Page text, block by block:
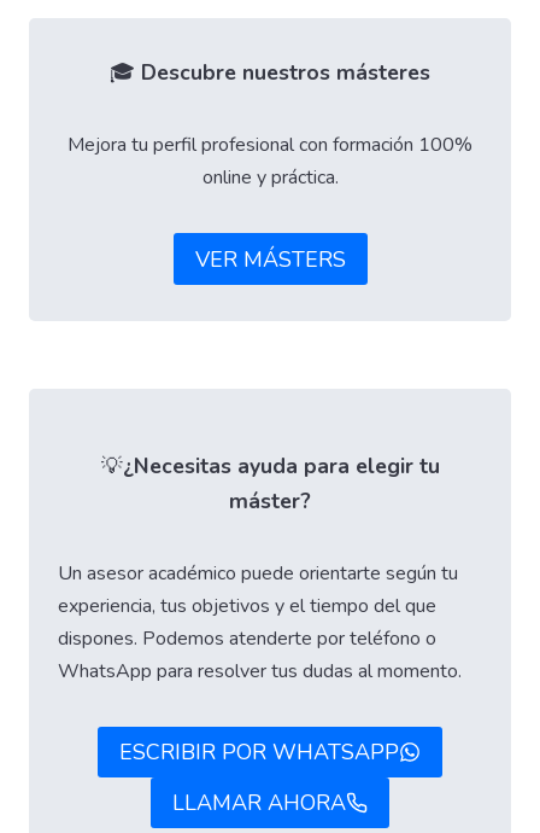
🎓 Descubre nuestros másteres
Mejora tu perfil profesional con formación 100%
online y práctica.
VER MÁSTERS
💡¿Necesitas ayuda para elegir tu
máster?
Un asesor académico puede orientarte según tu
experiencia, tus objetivos y el tiempo del que
dispones. Podemos atenderte por teléfono o
WhatsApp para resolver tus dudas al momento.
ESCRIBIR POR WHATSAPP
LLAMAR AHORA